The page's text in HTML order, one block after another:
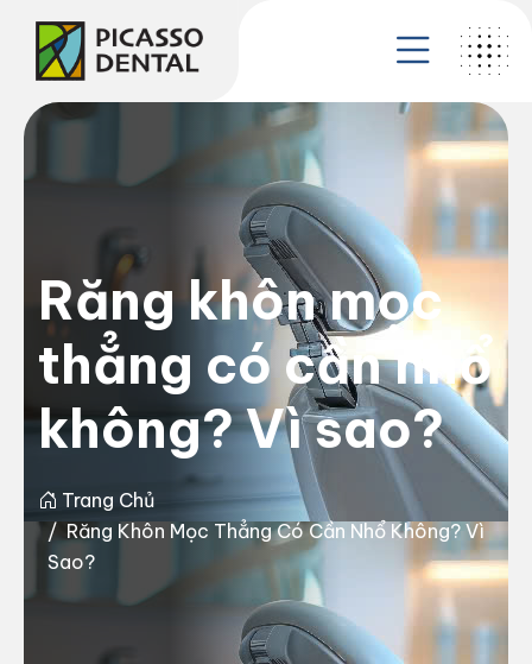
Răng khôn mọc
thẳng có cần nhổ
không? Vì sao?
Trang Chủ
Răng Khôn Mọc Thẳng Có Cần Nhổ Không? Vì
Sao?